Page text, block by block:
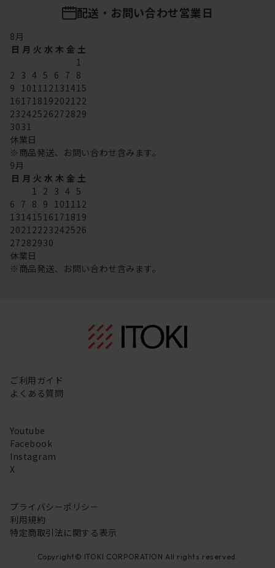
配送・お問い合わせ営業日
8月
日 月 火 水 木 金 土
1
2 3 4 5 6 7 8
9 101112131415
16171819202122
23242526272829
3031
休業日
※商品発送、お問い合わせ含みます。
9月
日 月 火 水 木 金 土
1 2 3 4 5
6 7 8 9 101112
13141516171819
20212223242526
27282930
休業日
※商品発送、お問い合わせ含みます。
ご利用ガイド
よくある質問
Youtube
Facebook
Instagram
X
プライバシーポリシー
利用規約
特定商取引法に関する表示
Copyright© ITOKI CORPORATION All rights reserved.